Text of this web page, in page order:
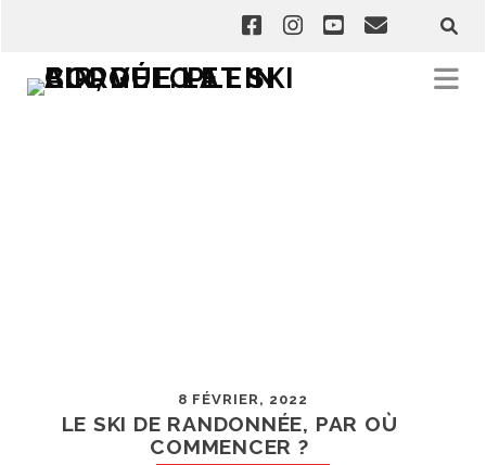
8 FÉVRIER, 2022
LE SKI DE RANDONNÉE, PAR OÙ
COMMENCER ?